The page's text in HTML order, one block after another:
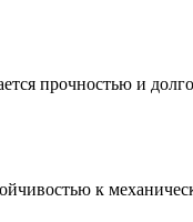
прочностью и
к